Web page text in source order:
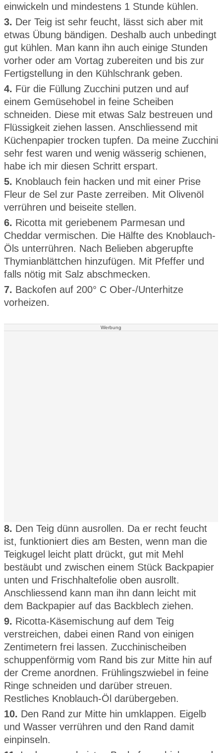
einwickeln und mindestens 1 Stunde kühlen.
3. Der Teig ist sehr feucht, lässt sich aber mit
etwas Übung bändigen. Deshalb auch unbedingt
gut kühlen. Man kann ihn auch einige Stunden
vorher oder am Vortag zubereiten und bis zur
Fertigstellung in den Kühlschrank geben.
4. Für die Füllung Zucchini putzen und auf
einem Gemüsehobel in feine Scheiben
schneiden. Diese mit etwas Salz bestreuen und
Flüssigkeit ziehen lassen. Anschliessend mit
Küchenpapier trocken tupfen. Da meine Zucchini
sehr fest waren und wenig wässerig schienen,
habe ich mir diesen Schritt erspart.
5. Knoblauch fein hacken und mit einer Prise
Fleur de Sel zur Paste zerreiben. Mit Olivenöl
verrühren und beiseite stellen.
6. Ricotta mit geriebenem Parmesan und
Cheddar vermischen. Die Hälfte des Knoblauch-
Öls unterrühren. Nach Belieben abgerupfte
Thymianblättchen hinzufügen. Mit Pfeffer und
falls nötig mit Salz abschmecken.
7. Backofen auf 200° C Ober-/Unterhitze
vorheizen.
Werbung
8. Den Teig dünn ausrollen. Da er recht feucht
ist, funktioniert dies am Besten, wenn man die
Teigkugel leicht platt drückt, gut mit Mehl
bestäubt und zwischen einem Stück Backpapier
unten und Frischhaltefolie oben ausrollt.
Anschliessend kann man ihn dann leicht mit
dem Backpapier auf das Backblech ziehen.
9. Ricotta-Käsemischung auf dem Teig
verstreichen, dabei einen Rand von einigen
Zentimetern frei lassen. Zucchinischeiben
schuppenförmig vom Rand bis zur Mitte hin auf
der Creme anordnen. Frühlingszwiebel in feine
Ringe schneiden und darüber streuen.
Restliches Knoblauch-Öl darübergeben.
10. Den Rand zur Mitte hin umklappen. Eigelb
und Wasser verrühren und den Rand damit
einpinseln.